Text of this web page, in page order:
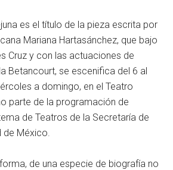
es el título de la pieza escrita por
Mariana Hartasánchez, que bajo
Cruz y con las actuaciones de
Betancourt, se escenifica del 6 al
a domingo, en elTeatro
parte de la programación de
de Teatros de la Secretaría de
de México.
de una especie de biografía no